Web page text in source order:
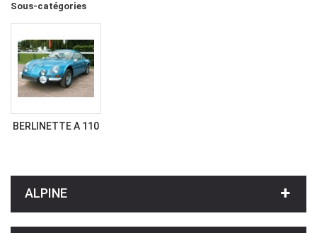
Sous-catégories
BERLINETTE A 110
ALPINE